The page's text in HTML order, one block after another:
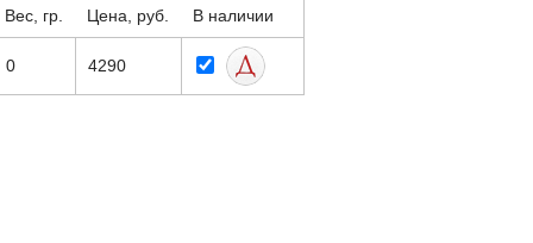
Вес, гр. Цена, руб. В наличии
0 4290